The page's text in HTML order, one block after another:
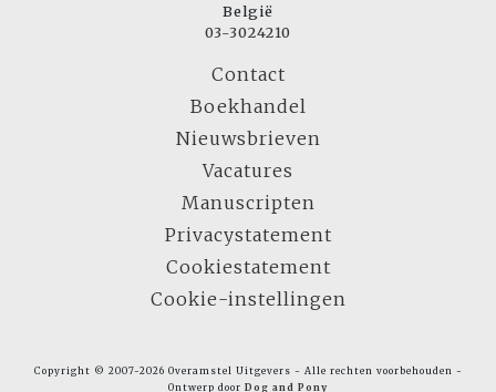
België
03-3024210
Contact
Boekhandel
Nieuwsbrieven
Vacatures
Manuscripten
Privacystatement
Cookiestatement
Cookie-instellingen
Copyright © 2007-2026 Overamstel Uitgevers - Alle rechten voorbehouden -
Ontwerp door Dog and Pony